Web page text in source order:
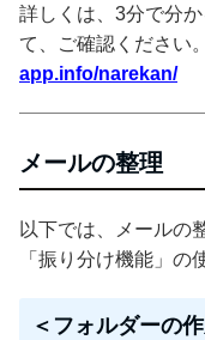
詳しくは、3分で分
て、ご確認ください。
app.info/narekan/
メールの整理
以下では、メールの
「振り分け機能」の
＜フォルダーの